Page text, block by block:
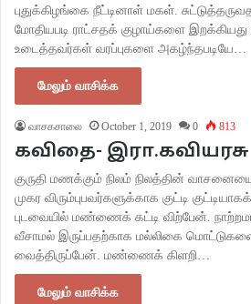
புதுக்கிழங்கை நீட்டினாள் மகள்.
மோதியபடி ராட்சதக் குழாய்களை இறக்கியது
உடைத்தவர்கள் வரப்புகளை அகழ்ந்தபடியே…
மேலும் வாசிக்க
வாசகசாலை October 1, 2019 0 813
கவிதை- இரா.கவியரசு
குருதி மணக்கும் நிலம் நிலத்தின்
முகர விரும்புபவர்களுக்காக குட்டி
புடவையில் மண்ணைக் கட்டி விற்பேன்.
வீசாமல் இருப்பதற்காக மல்லிகை மொட்டுகளை
வைத்திருப்பேன். மண்ணைக் கிளறி…
மேலும் வாசிக்க